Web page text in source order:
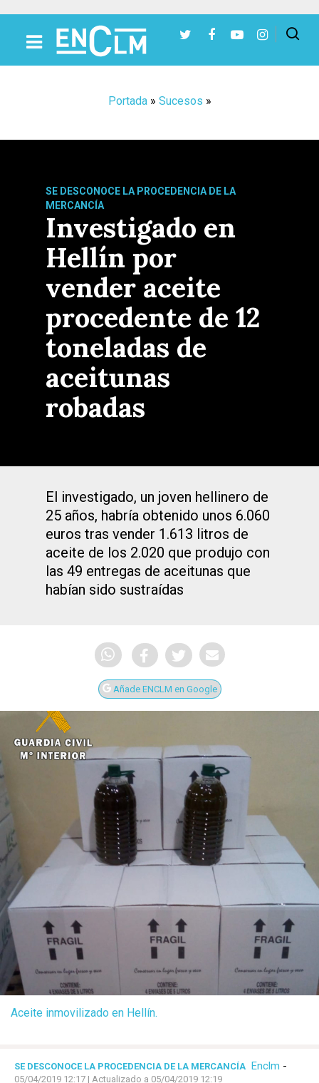
Portada» Sucesos »
SE DESCONOCE LA PROCEDENCIA DE LA
MERCANCÍA
Investigado en
Hellín por
vender aceite
procedente de 12
toneladas de
aceitunas
robadas
El investigado, un joven hellinero de
25 años, habría obtenido unos 6.060
euros tras vender 1.613 litros de
aceite de los 2.020 que produjo con
las 49 entregas de aceitunas que
habían sido sustraídas
Añade ENCLM en Google
Aceite inmovilizado en Hellín.
SE DESCONOCE LA PROCEDENCIA DE LA MERCANCÍA Enclm -
05/04/2019 12:17 | Actualizado a 05/04/2019 12:19